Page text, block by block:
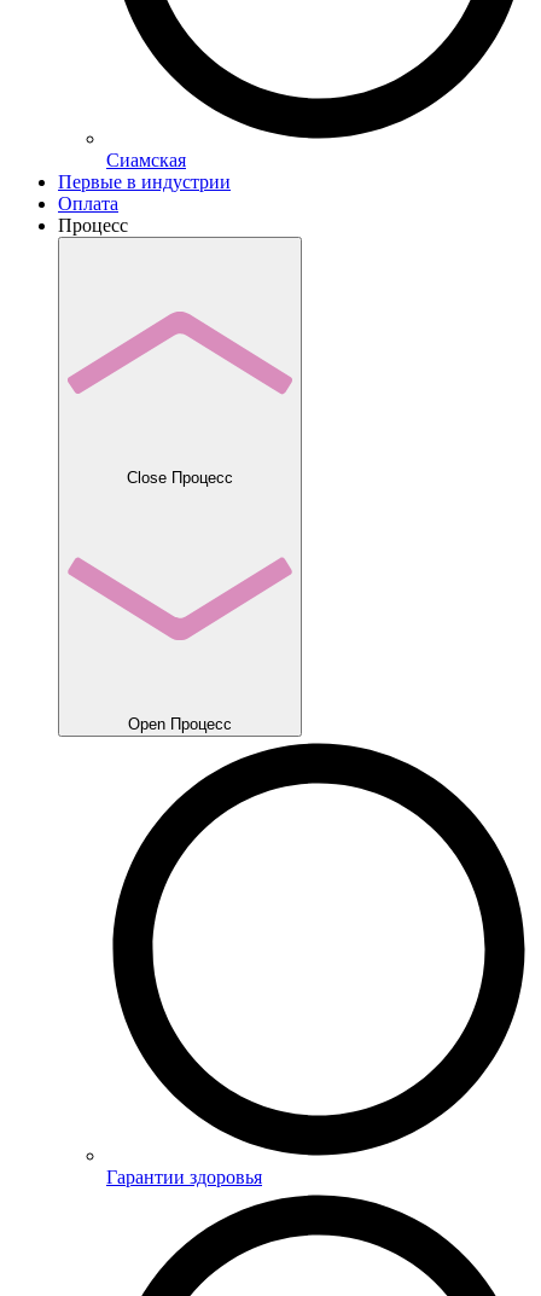
Сиамская
Первые в индустрии
Оплата
Процесс
Close Процесс
Open Процесс
Гарантии здоровья